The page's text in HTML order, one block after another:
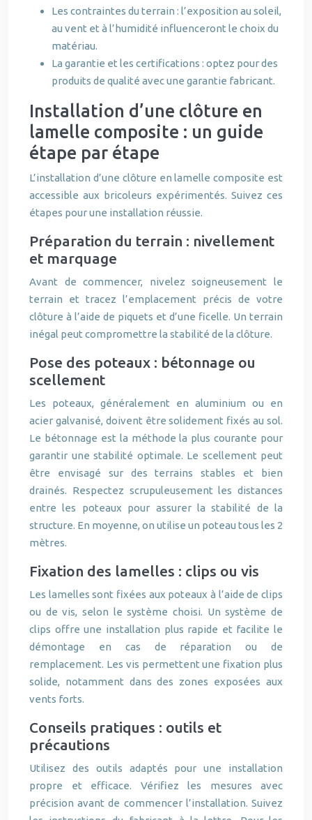
Les contraintes du terrain : l’exposition au soleil,
au vent et à l’humidité influenceront le choix du
matériau.
La garantie et les certifications : optez pour des
produits de qualité avec une garantie fabricant.
Installation d’une clôture en
lamelle composite : un guide
étape par étape
L’installation d’une clôture en lamelle composite est
accessible aux bricoleurs expérimentés. Suivez ces
étapes pour une installation réussie.
Préparation du terrain : nivellement
et marquage
Avant de commencer, nivelez soigneusement le
terrain et tracez l’emplacement précis de votre
clôture à l’aide de piquets et d’une ficelle. Un terrain
inégal peut compromettre la stabilité de la clôture.
Pose des poteaux : bétonnage ou
scellement
Les poteaux, généralement en aluminium ou en
acier galvanisé, doivent être solidement fixés au sol.
Le bétonnage est la méthode la plus courante pour
garantir une stabilité optimale. Le scellement peut
être envisagé sur des terrains stables et bien
drainés. Respectez scrupuleusement les distances
entre les poteaux pour assurer la stabilité de la
structure. En moyenne, on utilise un poteau tous les 2
mètres.
Fixation des lamelles : clips ou vis
Les lamelles sont fixées aux poteaux à l’aide de clips
ou de vis, selon le système choisi. Un système de
clips offre une installation plus rapide et facilite le
démontage en cas de réparation ou de
remplacement. Les vis permettent une fixation plus
solide, notamment dans des zones exposées aux
vents forts.
Conseils pratiques : outils et
précautions
Utilisez des outils adaptés pour une installation
propre et efficace. Vérifiez les mesures avec
précision avant de commencer l’installation. Suivez